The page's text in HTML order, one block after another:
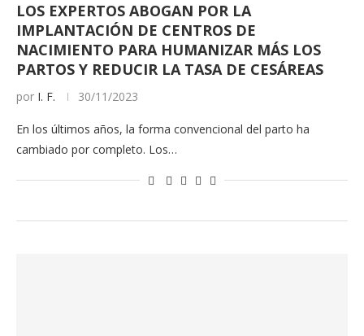
LOS EXPERTOS ABOGAN POR LA
IMPLANTACIÓN DE CENTROS DE
NACIMIENTO PARA HUMANIZAR MÁS LOS
PARTOS Y REDUCIR LA TASA DE CESÁREAS
por I. F. 30/11/2023
En los últimos años, la forma convencional del parto ha
cambiado por completo. Los…